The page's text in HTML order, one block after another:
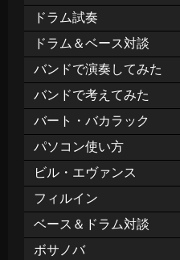
ドラム試奏
ドラム＆ベース対談
バンドで演奏してみた
バンドで考えてみた
バート・バカラック
パソコン使い方
ビル・エヴァンス
フィルイン
ベース＆ドラム対談
ボサノバ